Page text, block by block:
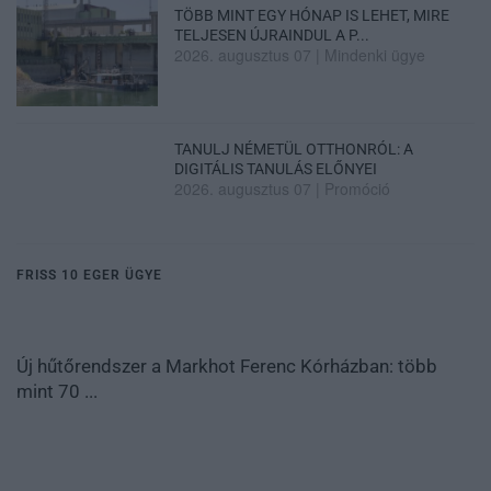
TÖBB MINT EGY HÓNAP IS LEHET, MIRE
TELJESEN ÚJRAINDUL A P...
2026. augusztus 07 Mindenki ügye
TANULJ NÉMETÜL OTTHONRÓL: A
DIGITÁLIS TANULÁS ELŐNYEI
2026. augusztus 07 Promóció
FRISS 10 EGER ÜGYE
Új hűtőrendszer a Markhot Ferenc Kórházban: több
mint 70 ...